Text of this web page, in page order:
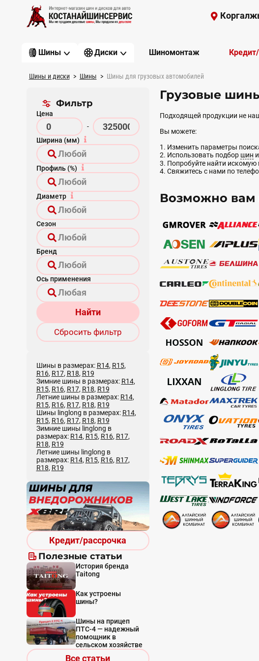
Шины Диски Шиномонтаж
Шины и диски Шины Шины для грузовых автомобилей
Фильтр
Цена
-
Ширина (мм)
Профиль (%)
Диаметр
Сезон
Бренд
Ось применения
Найти
Сбросить фильтр
Шины в размерах: R14, R15,
R16, R17, R18, R19
Зимние шины в размерах: R14,
R15, R16, R17, R18, R19
Летние шины в размерах: R14,
R15, R16, R17, R18, R19
Шины linglong в размерах: R14,
R15, R16, R17, R18, R19
Зимние шины linglong в
размерах: R14, R15, R16, R17,
R18, R19
Летние шины linglong в
размерах: R14, R15, R16, R17,
R18, R19
Кредит/рассрочка
Полезные статьи
История бренда
Taitong
Как устроены
шины?
Шины на прицеп
ПТС-4 — надежный
помощник в
сельском хозяйстве
Все статьи
Грузовые
Подходящей продукции не
Вы можете:
1. Изменить параметры
2. Использовать подбор шин
3. Попробуйте найти искомую
4. Свяжитесь с нами по
Возможно вам